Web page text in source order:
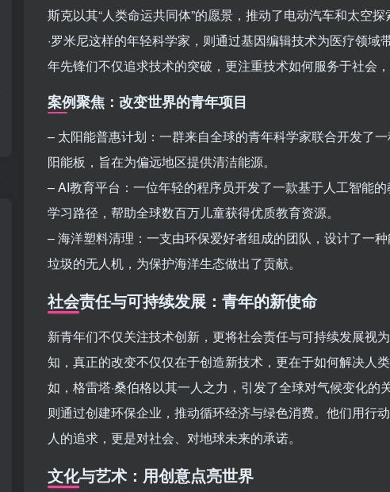
斯克以其“人类命运共同体”的愿景，推动了电动汽车和太空
·罗米尼这样的年轻科学家，则通过基因编辑技术为医疗领域
年先锋们不仅追求技术的突破，更注重技术如何服务于社会，
案例聚焦：改变世界的青年项目
– 太阳能普惠计划：一群来自全球的青年科学家联合开发了
阳能板，旨在为偏远地区提供清洁能源。
– AI教育平台：一位年轻的程序员开发了一款基于人工智能
学习路径，帮助全球数百万儿童获得优质教育资源。
– 海洋塑料清理：一支由环保爱好者组成的团队，设计了一
垃圾的无人机，为保护海洋生态做出了贡献。
社会责任与可持续发展：青年的新使命
新青年们不仅关注技术创新，更将社会责任与可持续发展视
知，真正的改变不仅仅在于创造新技术，更在于如何解决人
如，格雷塔·桑伯格以其一人之力，引发了全球对气候变化的
则通过创建环保企业，推动循环经济与绿色消费。他们用行
人的追求，更是对社会、对地球未来的承诺。
文化与艺术：用创意点亮世界